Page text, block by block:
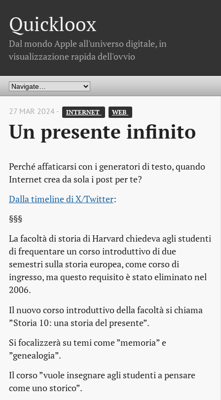
Quickloox
Dal mondo Apple all'universo digitale, in
visualizzazione rapida dell'ovvio
27 MAR 2024 - INTERNET WEB
Un presente infinito
Perché affaticarsi con i generatori di testo, quando
Internet crea da sola i post per te?
Dalla timeline di X/Twitter:
§§§
La facoltà di storia di Harvard chiedeva agli studenti
di frequentare un corso introduttivo di due
semestri sulla storia europea, come corso di
ingresso, ma questo requisito è stato eliminato nel
2006.
Il nuovo corso introduttivo della facoltà si chiama
”Storia 10: una storia del presente”.
Si focalizzerà su temi come ”memoria” e
”genealogia”.
Il corso ”vuole insegnare agli studenti a pensare
come uno storico”.